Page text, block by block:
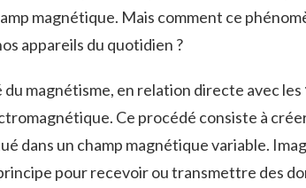
magnétique. Mais comment ce
appareils du quotidien ?
du magnétisme, en relation directe avec les
Ce procédé consiste à
dans un champ magnétique variable.
pour recevoir ou transmettre des